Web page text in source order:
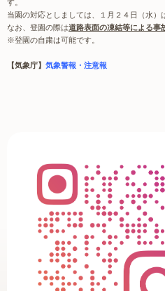
す。
当園の対応としましては、１月２４日（水）
なお、登園の際は道路表面の凍結等による事
※登園の自粛は可能です。
【気象庁】 気象警報・注意報